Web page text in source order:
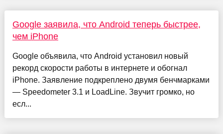
Google заявила, что Android теперь быстрее,
чем iPhone
Google объявила, что Android установил новый
рекорд скорости работы в интернете и обогнал
iPhone. Заявление подкреплено двумя бенчмарками
— Speedometer 3.1 и LoadLine. Звучит громко, но
есл...